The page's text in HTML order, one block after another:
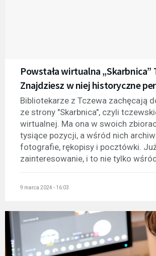
Powstała wirtualna „Skarbnica”
Znajdziesz w niej historyczne
Bibliotekarze z Tczewa zachęcają
ze strony "Skarbnica", czyli
wirtualnej. Ma ona w swoich
tysiące pozycji, a wśród nich
fotografie, rękopisy i pocztówki.
zainteresowanie, i to nie tylko
9 marca 2024 - 16:03